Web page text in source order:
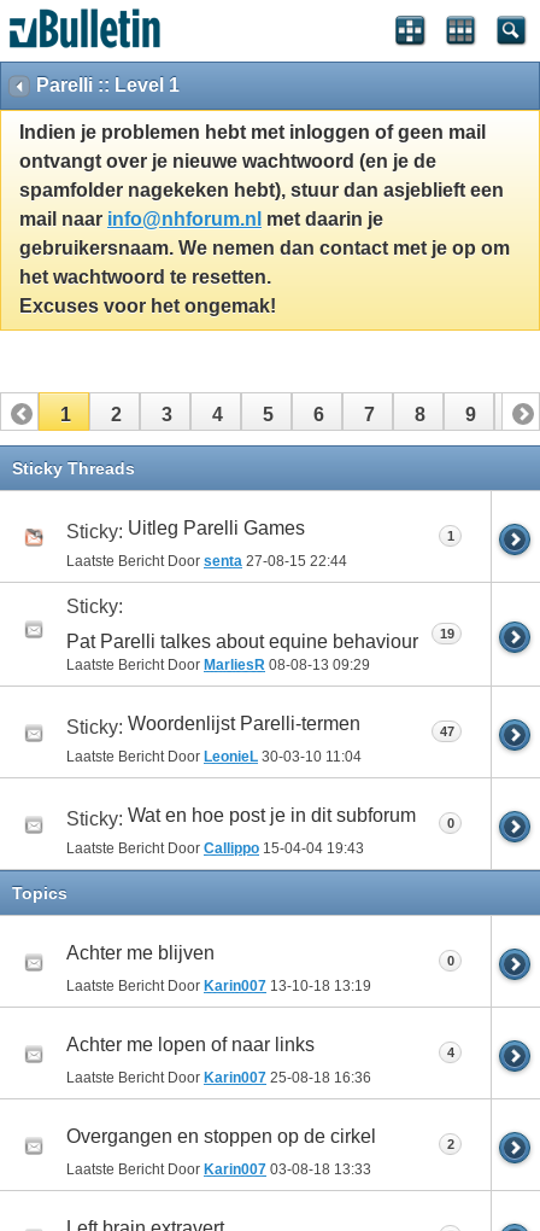
Parelli :: Level 1
Indien je problemen hebt met inloggen of geen mail
ontvangt over je nieuwe wachtwoord (en je de
spamfolder nagekeken hebt), stuur dan asjeblieft een
mail naar info@nhforum.nl met daarin je
gebruikersnaam. We nemen dan contact met je op om
het wachtwoord te resetten.
Excuses voor het ongemak!
1 2 3 4 5 6 7 8 9 10
11 12
Sticky Threads
Sticky: Uitleg Parelli Games
Laatste Bericht Door senta 27-08-15 22:44
1
Sticky:
Pat Parelli talkes about equine behaviour
Laatste Bericht Door MarliesR 08-08-13 09:29
19
Sticky: Woordenlijst Parelli-termen
Laatste Bericht Door LeonieL 30-03-10 11:04
47
Sticky: Wat en hoe post je in dit subforum
Laatste Bericht Door Callippo 15-04-04 19:43
0
Topics
Achter me blijven
Laatste Bericht Door Karin007 13-10-18 13:19
0
Achter me lopen of naar links
Laatste Bericht Door Karin007 25-08-18 16:36
4
Overgangen en stoppen op de cirkel
Laatste Bericht Door Karin007 03-08-18 13:33
2